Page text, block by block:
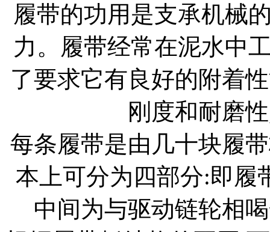
履带的功用是支承机械
力。履带经常在泥水中
了要求它有良好的附着
刚度和耐磨
每条履带是由几十块履
本上可分为四部分:即履
中间为与驱动链轮相